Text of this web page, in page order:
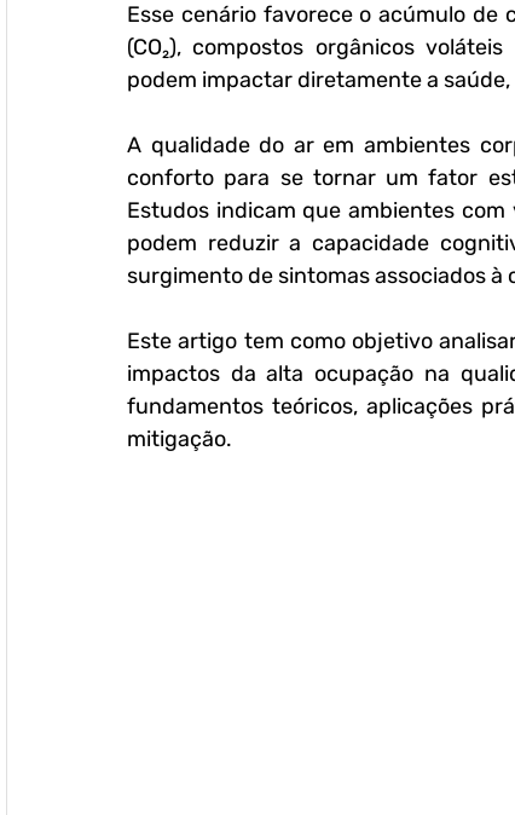
Esse cenário favorece o acúmulo de
(CO₂), compostos orgânicos
podem impactar diretamente a
A qualidade do ar em ambientes
conforto para se tornar um fator
Estudos indicam que ambientes
podem reduzir a capacidade
surgimento de sintomas associados à
Este artigo tem como objetivo
impactos da alta ocupação na
fundamentos teóricos, aplicações
mitigação.